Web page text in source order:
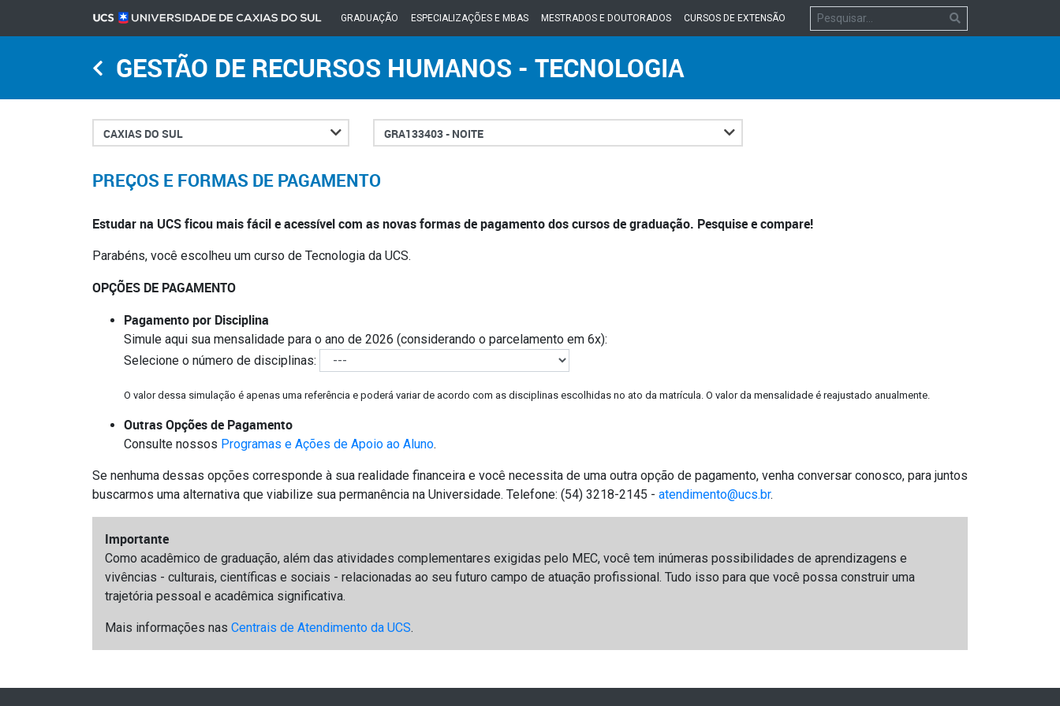
GRADUAÇÃO ESPECIALIZAÇÕES E MBAS MESTRADOS E DOUTORADOS CURSOS DE EXTENSÃO
GESTÃO DE RECURSOS HUMANOS - TECNOLOGIA
Cidade Turno
PREÇOS E FORMAS DE PAGAMENTO
Estudar na UCS ficou mais fácil e acessível com as novas formas de pagamento dos cursos de graduação. Pesquise e compare!
Parabéns, você escolheu um curso de Tecnologia da UCS.
OPÇÕES DE PAGAMENTO
Pagamento por Disciplina
Simule aqui sua mensalidade para o ano de 2026 (considerando o parcelamento em 6x):
Selecione o número de disciplinas:
O valor dessa simulação é apenas uma referência e poderá variar de acordo com as disciplinas escolhidas no ato da matrícula. O valor da mensalidade é reajustado anualmente.
Outras Opções de Pagamento
Consulte nossos Programas e Ações de Apoio ao Aluno.
Se nenhuma dessas opções corresponde à sua realidade financeira e você necessita de uma outra opção de pagamento, venha conversar conosco, para juntos
buscarmos uma alternativa que viabilize sua permanência na Universidade. Telefone: (54) 3218-2145 - atendimento@ucs.br.
Importante
Como acadêmico de graduação, além das atividades complementares exigidas pelo MEC, você tem inúmeras possibilidades de aprendizagens e
vivências - culturais, científicas e sociais - relacionadas ao seu futuro campo de atuação profissional. Tudo isso para que você possa construir uma
trajetória pessoal e acadêmica significativa.
Mais informações nas Centrais de Atendimento da UCS.